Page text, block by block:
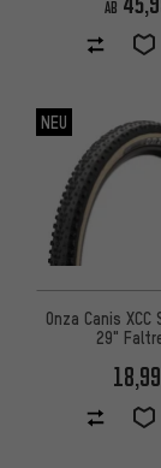
AB
NEU
Onza Canis XCC
29"